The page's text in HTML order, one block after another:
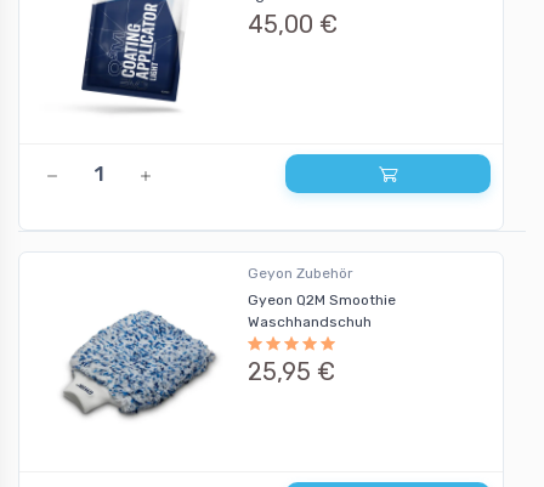
45,00 €
Geyon Zubehör
Gyeon Q2M Smoothie
Waschhandschuh
25,95 €